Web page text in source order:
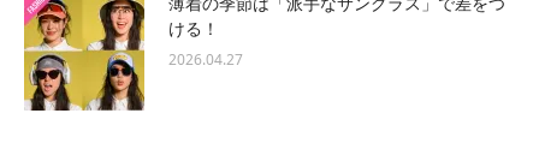
ける！
2026.04.27